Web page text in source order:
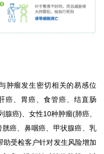
瘤发生密切相关的易感位
癌、胃癌、食管癌、结直肠
癌)、女性10种肿瘤(肺癌、
癌、鼻咽癌、甲状腺癌、乳
受检客户针对发生风险增加